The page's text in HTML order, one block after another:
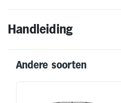
Handleiding
Andere soorten